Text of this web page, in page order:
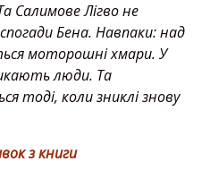
Салимове Лігво не
Бена. Навпаки: над
моторошні хмари. У
люди. Та
тоді, коли зниклі знову
з книги